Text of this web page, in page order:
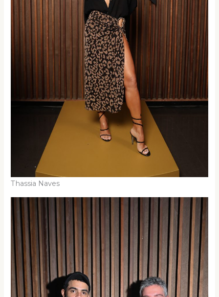
Thassia Naves